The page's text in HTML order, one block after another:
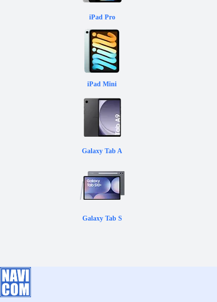
iPad Pro
iPad Mini
Galaxy Tab A
Galaxy Tab S